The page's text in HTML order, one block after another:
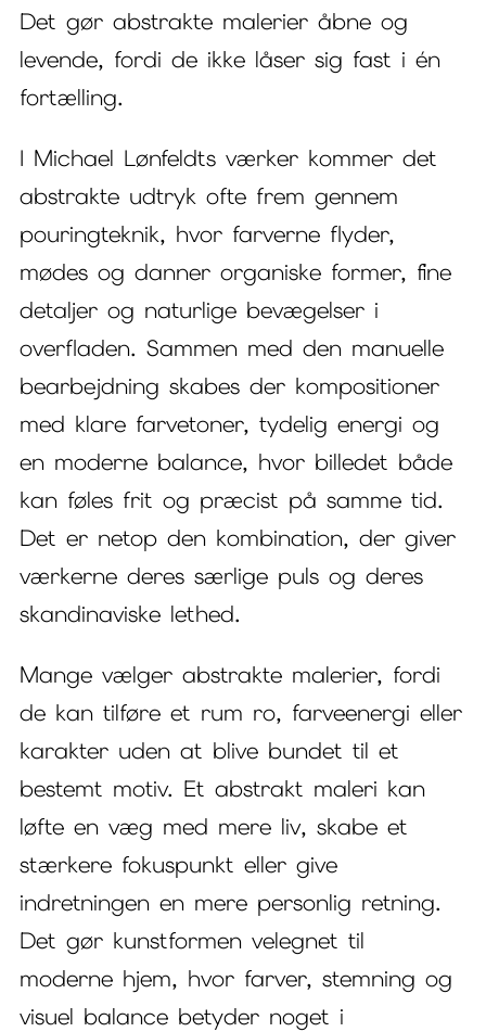
Det gør abstrakte malerier åbne og
levende, fordi de ikke låser sig fast i én
fortælling.
I Michael Lønfeldts værker kommer det
abstrakte udtryk ofte frem gennem
pouringteknik, hvor farverne flyder,
mødes og danner organiske former, fine
detaljer og naturlige bevægelser i
overfladen. Sammen med den manuelle
bearbejdning skabes der kompositioner
med klare farvetoner, tydelig energi og
en moderne balance, hvor billedet både
kan føles frit og præcist på samme tid.
Det er netop den kombination, der giver
værkerne deres særlige puls og deres
skandinaviske lethed.
Mange vælger abstrakte malerier, fordi
de kan tilføre et rum ro, farveenergi eller
karakter uden at blive bundet til et
bestemt motiv. Et abstrakt maleri kan
løfte en væg med mere liv, skabe et
stærkere fokuspunkt eller give
indretningen en mere personlig retning.
Det gør kunstformen velegnet til
moderne hjem, hvor farver, stemning og
visuel balance betyder noget i